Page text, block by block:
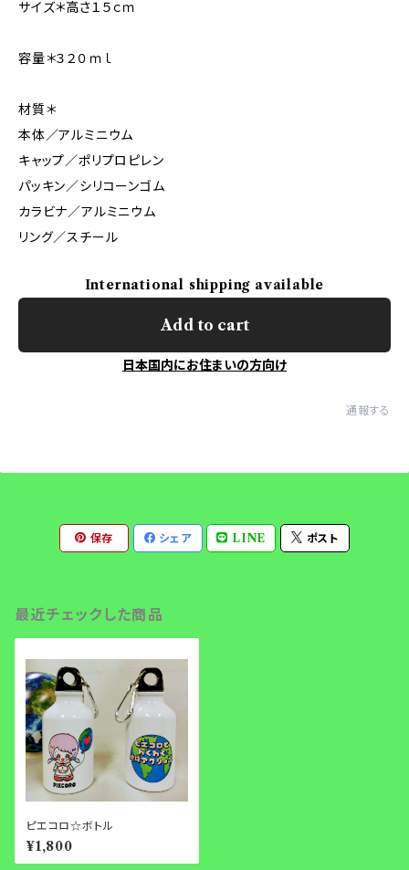
サイズ＊高さ１５ｃｍ
容量＊３２０ｍｌ
材質＊
本体／アルミニウム
キャップ／ポリプロピレン
パッキン／シリコーンゴム
カラビナ／アルミニウム
リング／スチール
International shipping available
Add to cart
日本国内にお住まいの方向け
通報する
保存 シェア LINE ポスト
最近チェックした商品
ピエコロ☆ボトル
¥1,800